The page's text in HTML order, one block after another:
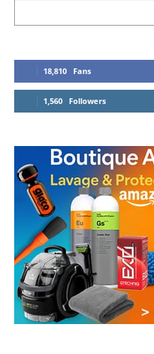
18,810 Fans
1,560 Followers